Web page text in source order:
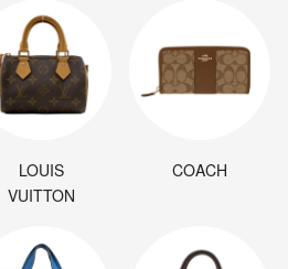
LOUIS
VUITTON
COACH